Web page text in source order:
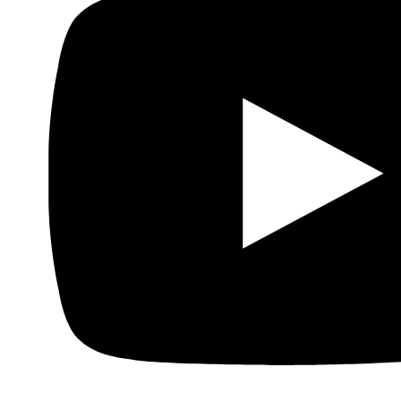
Siguiente
Campaña en Verkami para “30 segundos en Gaza”